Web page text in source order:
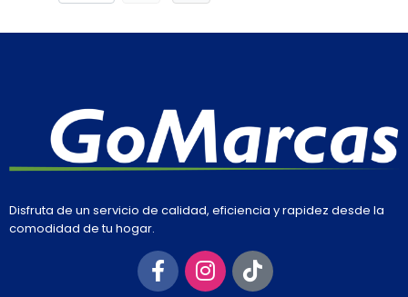
Disfruta de un servicio de calidad, eficiencia y rapidez desde la
comodidad de tu hogar.